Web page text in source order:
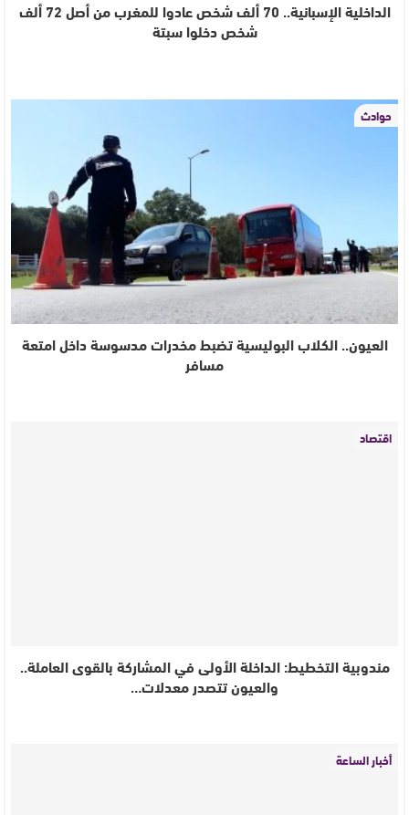
الداخلية الإسبانية.. 70 ألف شخص عادوا للمغرب من أصل 72 ألف
شخص دخلوا سبتة
حوادث
العيون.. الكلاب البوليسية تضبط مخدرات مدسوسة داخل امتعة
مسافر
اقتصاد
مندوبية التخطيط: الداخلة الأولى في المشاركة بالقوى العاملة..
والعيون تتصدر معدلات…
أخبار الساعة